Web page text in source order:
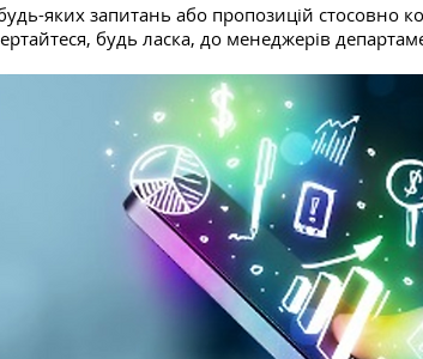
яких запитань або пропозицій стосовно
будь ласка, до менеджерів